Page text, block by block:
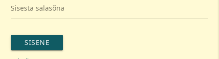
Sisesta salasõna
SISENE